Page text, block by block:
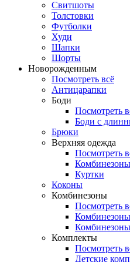
Свитшоты
Толстовки
Футболки
Худи
Шапки
Шорты
Новорожденным
Посмотреть всё
Антицарапки
Боди
Посмотреть
Боди с
Брюки
Верхняя одежда
Посмотреть
Комбинезоны
Куртки
Коконы
Комбинезоны
Посмотреть
Комплекты
Посмотреть
Детские